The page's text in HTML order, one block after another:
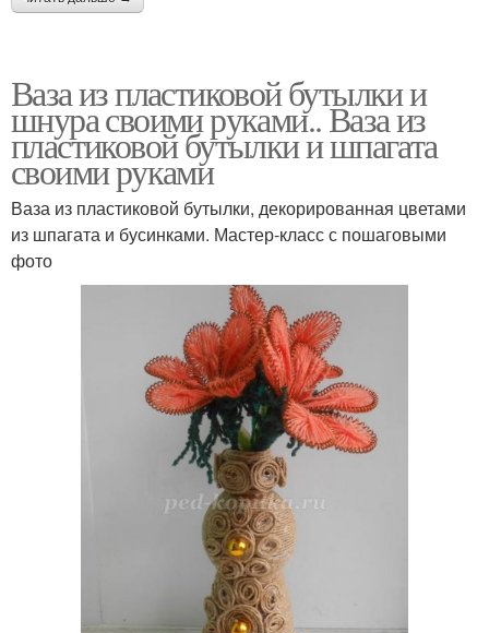
Ваза из пластиковой бутылки и
шнура своими руками.. Ваза из
пластиковой бутылки и шпагата
своими руками
Ваза из пластиковой бутылки, декорированная цветами
из шпагата и бусинками. Мастер-класс с пошаговыми
фото